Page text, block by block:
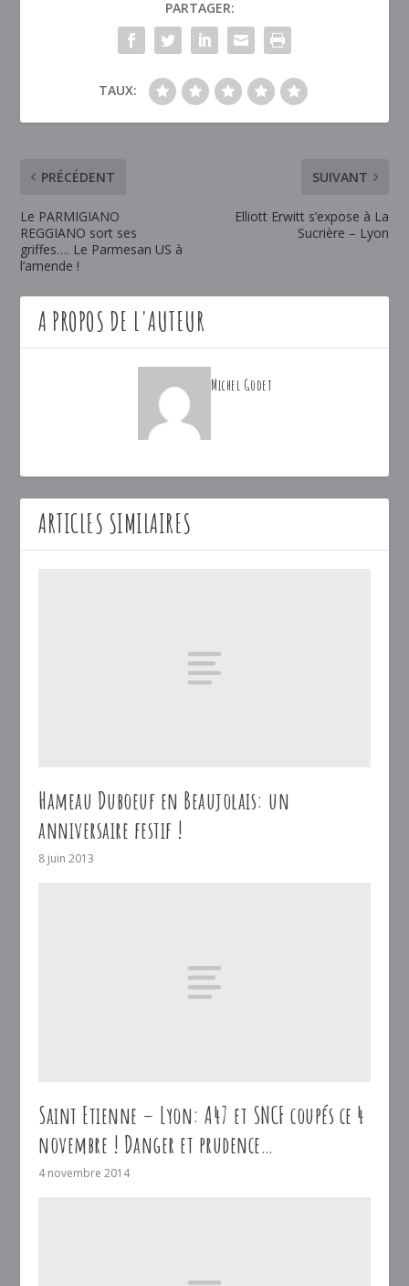
PARTAGER:
TAUX:
PRÉCÉDENT
Le PARMIGIANO
REGGIANO sort ses
griffes…. Le Parmesan US à
l’amende !
SUIVANT
Elliott Erwitt s’expose à La
Sucrière – Lyon
A PROPOS DE L'AUTEUR
Michel Godet
ARTICLES SIMILAIRES
Hameau Duboeuf en Beaujolais: un
anniversaire festif !
8 juin 2013
Saint Etienne – Lyon: A47 et SNCF coupés ce 4
novembre ! Danger et prudence…
4 novembre 2014